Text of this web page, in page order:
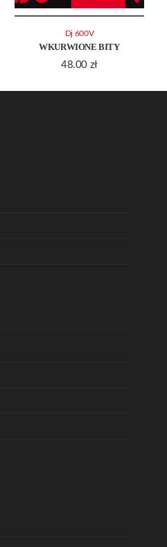
WKURWIONE BITY
48.00 zł
Dj 600V